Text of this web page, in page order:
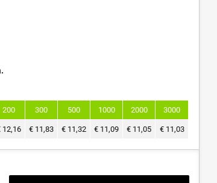
200 300 500 1000 2000 3000
12,16 € 11,83 € 11,32 € 11,09 € 11,05 € 11,03